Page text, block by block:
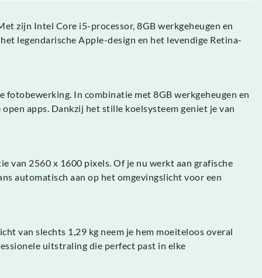
zijn Intel Core i5-processor, 8GB werkgeheugen en
legendarische Apple-design en het levendige Retina-
In combinatie met 8GB werkgeheugen en
apps. Dankzij het stille koelsysteem geniet je van
van 2560 x 1600 pixels. Of je nu werkt aan grafische
automatisch aan op het omgevingslicht voor een
van slechts 1,29 kg neem je hem moeiteloos overal
uitstraling die perfect past in elke